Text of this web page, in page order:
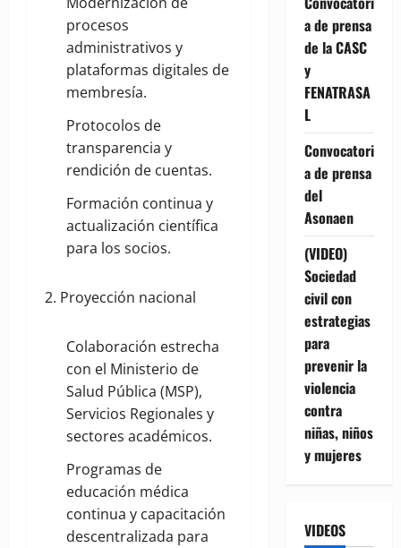
procesos
administrativos y
plataformas digitales de
membresía.
Protocolos de
transparencia y
rendición de cuentas.
Formación continua y
actualización científica
para los socios.
2. Proyección nacional
Colaboración estrecha
con el Ministerio de
Salud Pública (MSP),
Servicios Regionales y
sectores académicos.
Programas de
educación médica
continua y capacitación
descentralizada para
a de prensa
de la CASC
y
FENATRASA
L
Convocatori
a de prensa
del
Asonaen
(VIDEO)
Sociedad
civil con
estrategias
para
prevenir la
violencia
contra
niñas, niños
y mujeres
VIDEOS